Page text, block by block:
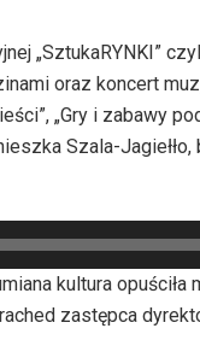
„SztukaRYNKI”
oraz koncert
„Gry i zabawy
Szala-Jagiełło,
kultura opuściła
zastępca